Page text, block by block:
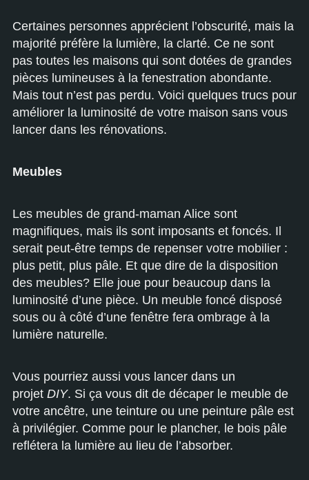
Certaines personnes apprécient l’obscurité, mais la
majorité préfère la lumière, la clarté. Ce ne sont
pas toutes les maisons qui sont dotées de grandes
pièces lumineuses à la fenestration abondante.
Mais tout n’est pas perdu. Voici quelques trucs pour
améliorer la luminosité de votre maison sans vous
lancer dans les rénovations.
Meubles
Les meubles de grand-maman Alice sont
magnifiques, mais ils sont imposants et foncés. Il
serait peut-être temps de repenser votre mobilier :
plus petit, plus pâle. Et que dire de la disposition
des meubles? Elle joue pour beaucoup dans la
luminosité d’une pièce. Un meuble foncé disposé
sous ou à côté d’une fenêtre fera ombrage à la
lumière naturelle.
Vous pourriez aussi vous lancer dans un
projet DIY. Si ça vous dit de décaper le meuble de
votre ancêtre, une teinture ou une peinture pâle est
à privilégier. Comme pour le plancher, le bois pâle
reflétera la lumière au lieu de l’absorber.